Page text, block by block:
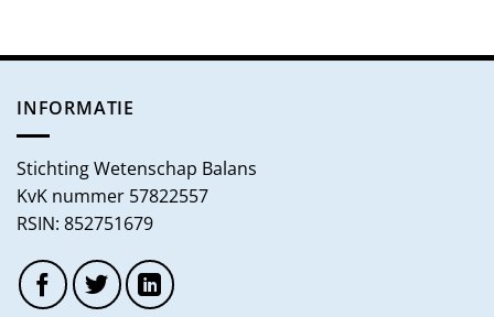
INFORMATIE
Stichting Wetenschap Balans
KvK nummer 57822557
RSIN: 852751679